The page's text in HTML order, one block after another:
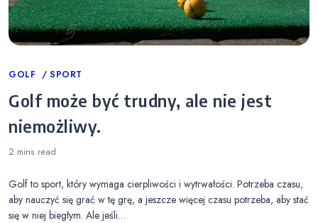
Categories
GOLF SPORT
Golf może być trudny, ale nie jest
niemożliwy.
2 mins read
Golf to sport, który wymaga cierpliwości i wytrwałości. Potrzeba czasu,
aby nauczyć się grać w tę grę, a jeszcze więcej czasu potrzeba, aby stać
się w niej biegłym. Ale jeśli…